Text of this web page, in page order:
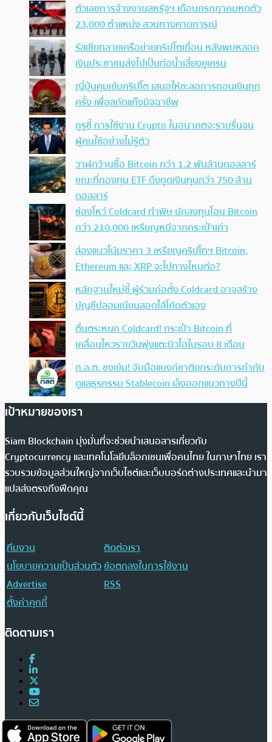
ตัวเลขการจ้างงานสหรัฐฯ เดือนกรกฎาคมหดตัว
23,000 ตำแหน่ง สวนทางคาดการณ์
รัสเซียทลายเครือข่ายคริปโตเถื่อน หลังพบหลอก
เงินประชาชนส่งไปเป็นท่อน้ำเลี้ยงยูเครน
ญี่ปุ่นคุมเข้มคริปโต เสนอให้ชะลอการถอนเงินทุก
ครั้ง เพื่อสกัดแก๊งมิจฉาชีพ
กูรูชี้ การใช้งาน Crypto ในอนาคตจะราบรื่นจน
ผู้คนใช้อย่างไม่รู้ตัว
วาฬกว้านซื้อ Bitcoin กว่า 1.2 พันล้านดอลลาร์
ขณะที่กองทุน ETF ดึงดูดเงินทุนกว่า 750 ล้าน
ดอลลาร์
ช่องโหว่ Coldcard ทำพิษ นักลงทุนโอน Bitcoin
กว่า 210,000 เหรียญหนีจากกระเป๋าเก่า
ส่องแนวโน้มราคา 3 เหรียญคริปโทฯ Bitcoin,
Ethereum และ XRP จะไปทางไหนต่อ?
หลักฐานใหม่ชี้ ผู้ร่วมก่อตั้ง Coldcard อาจสร้าง
บัญชีปลอมเนียนสอดไส้โค้ดตัวเอง
ตื่นตระหนก Coldcard! กระเป๋า Bitcoin ที่
เคลื่อนไหวรายวันพุ่งแตะนิวไฮในรอบ 8 เดือน
ก.ล.ต. ชงเข้ม! จับมือแบงก์ชาติยกระดับการกำกับ
ดูแลธุรกรรม Stablecoin เล็งออกแนวทางปีนี้
เป้าหมายของเรา
Siam Blockchain มุ่งมั่นที่จะช่วยนำเสนอสารเกี่ยวกับ
Cryptocurrency และเทคโนโลยีบล็อกเชนเพื่อคนไทย ในภาษาไทย เรา
รวบรวมข้อมูลส่วนใหญ่จากเว็บไซต์และเว็บบอร์ดต่างประเทศและนำมา
แปลส่งตรงถึงฟีดคุณ
เกี่ยวกับเว็บไซต์นี้
ทีมงาน
ติดต่อเรา
นโยบายความเป็นส่วนตัวข้อตกลงในการใช้งาน
Advertise
RSS
ตั้งค่าคุกกี้
ติดตามเรา